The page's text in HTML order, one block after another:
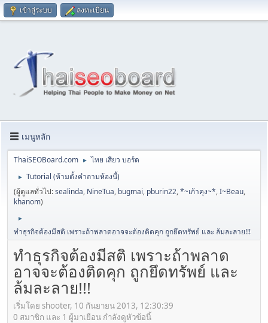
เข้าสู่ระบบ ลงทะเบียน
เมนูหลัก
ThaiSEOBoard.com ► ไทย เสียว บอร์ด
►
Tutorial (ห้ามตั้งคำถามห้องนี้)
(ผู้ดูแลทั่วไป:sealinda, NineTua, bugmai, pburin22,*~เก้าคุง~*,I~Beau,
khanom)
►
ทำธุรกิจต้องมีสติ เพราะถ้าพลาดอาจจะต้องติดคุก ถูกยึดทรัพย์ และ ล้มละลาย!!!
ทำธุรกิจต้องมีสติ เพราะถ้าพลาด
อาจจะต้องติดคุก ถูกยึดทรัพย์ และ
ล้มละลาย!!!
เริ่มโดย shooter, 10 กันยายน 2013, 12:30:39
0 สมาชิก และ 1 ผู้มาเยือน กำลังดูหัวข้อนี้